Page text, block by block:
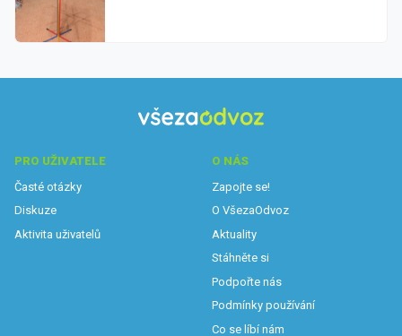
PRO UŽIVATELE
Časté otázky
Diskuze
Aktivita uživatelů
O NÁS
Zapojte se!
O VšezaOdvoz
Aktuality
Stáhněte si
Podpořte nás
Podmínky používání
Co se líbí nám